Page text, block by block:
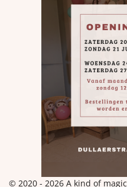
© 2020 - 2026 A kind of magic